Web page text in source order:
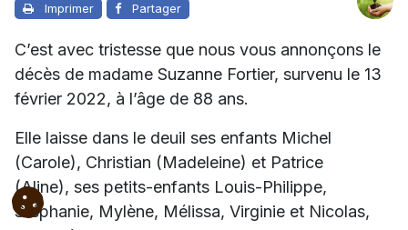
Imprimer Partager
C’est avec tristesse que nous vous annonçons le
décès de madame Suzanne Fortier, survenu le 13
février 2022, à l’âge de 88 ans.
Elle laisse dans le deuil ses enfants Michel
(Carole), Christian (Madeleine) et Patrice
(Aline), ses petits-enfants Louis-Philippe,
Stéphanie, Mylène, Mélissa, Virginie et Nicolas,